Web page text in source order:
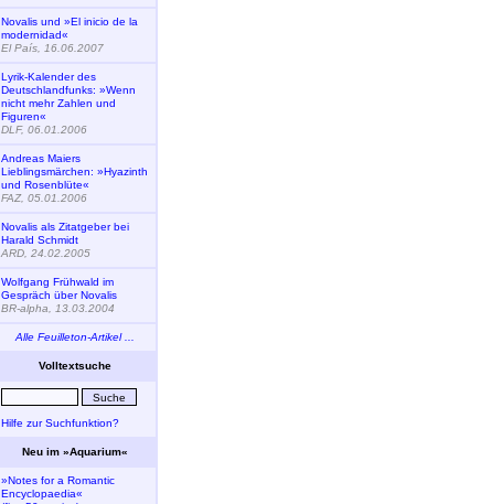
Novalis und »El inicio de la
modernidad«
El País, 16.06.2007
Lyrik-Kalender des
Deutschlandfunks: »Wenn
nicht mehr Zahlen und
Figuren«
DLF, 06.01.2006
Andreas Maiers
Lieblingsmärchen: »Hyazinth
und Rosenblüte«
FAZ, 05.01.2006
Novalis als Zitatgeber bei
Harald Schmidt
ARD, 24.02.2005
Wolfgang Frühwald im
Gespräch über Novalis
BR-alpha, 13.03.2004
Alle Feuilleton-Artikel ...
Volltextsuche
Hilfe zur Suchfunktion?
Neu im »Aquarium«
»Notes for a Romantic
Encyclopaedia«